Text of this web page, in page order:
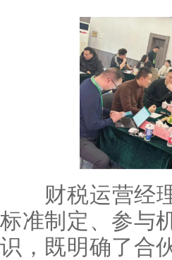
财税运营经理
标准制定、参与
识，既明确了合